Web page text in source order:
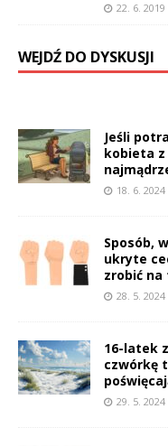
22. 6. 2019
WEJDŹ DO DYSKUSJI
Jeśli
kobieta z
18. 6. 2024
Sposób,
ukryte
zrobić na
28. 5. 2024
16-latek
czwórkę
29. 5. 2024